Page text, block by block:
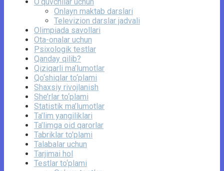
O‘quvchilar uchun
Onlayn maktab darslari
Televizion darslar jadvali
Olimpiada savollari
Ota-onalar uchun
Psixologik testlar
Qanday qilib?
Qiziqarli ma’lumotlar
Qo‘shiqlar to‘plami
Shaxsiy rivojlanish
She’rlar to‘plami
Statistik ma’lumotlar
Ta’lim yangiliklari
Ta’limga oid qarorlar
Tabriklar to'plami
Talabalar uchun
Tarjimai hol
Testlar to‘plami